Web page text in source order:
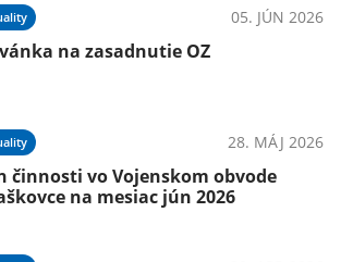
05. JÚN 2026
na zasadnutie OZ
28. MÁJ 2026
činnosti vo Vojenskom obvode
na mesiac jún 2026